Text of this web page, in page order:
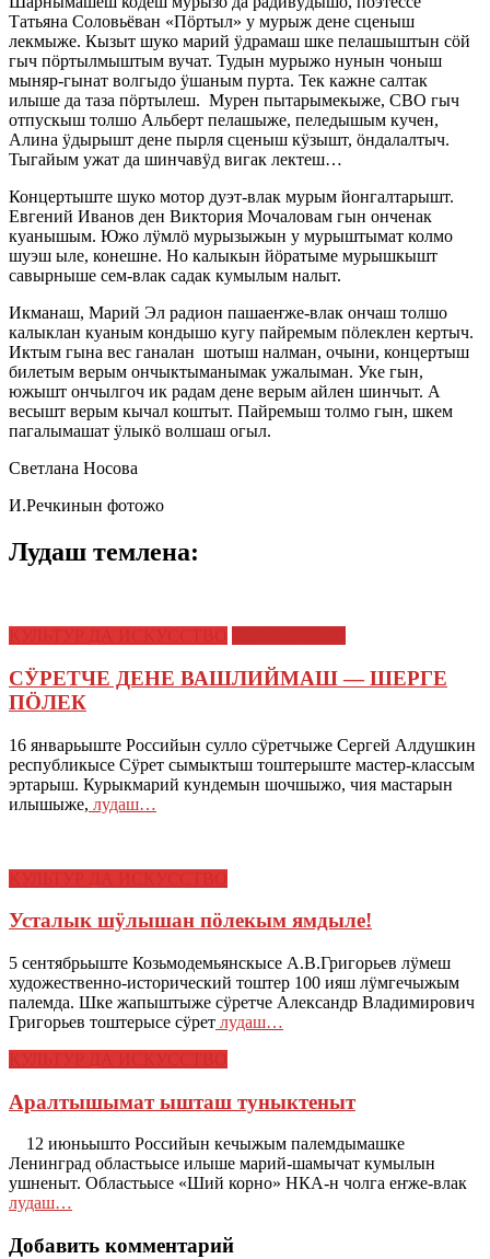
Татьяна Соловьёван «Пӧртыл» у мурыж дене сценыш
лекмыже. Кызыт шуко марий ӱдрамаш шке пелашыштын сӧй
гыч пӧртылмыштым вучат. Тудын мурыжо нунын чоныш
мыняр-гынат волгыдо ӱшаным пурта. Тек кажне салтак
илыше да таза пӧртылеш. Мурен пытарымекыже, СВО гыч
отпускыш толшо Альберт пелашыже, пеледышым кучен,
Алина ӱдырышт дене пырля сценыш кӱзышт, ӧндалалтыч.
Тыгайым ужат да шинчавӱд вигак лектеш…
Концертыште шуко мотор дуэт-влак мурым йонгалтарышт.
Евгений Иванов ден Виктория Мочаловам гын онченак
куанышым. Южо лӱмлӧ мурызыжын у мурыштымат колмо
шуэш ыле, конешне. Но калыкын йӧратыме мурышкышт
савырныше сем-влак садак кумылым налыт.
Икманаш, Марий Эл радион пашаеҥже-влак ончаш толшо
калыклан куаным кондышо кугу пайремым пӧлеклен кертыч.
Иктым гына вес ганалан шотыш налман, очыни, концертыш
билетым верым ончыктыманымак ужалыман. Уке гын,
южышт ончылгоч ик радам дене верым айлен шинчыт. А
весышт верым кычал коштыт. Пайремыш толмо гын, шкем
пагалымашат ӱлыкӧ волшаш огыл.
Светлана Носова
И.Речкинын фотожо
Лудаш темлена:
СӰРЕТЧЕ ДЕНЕ ВАШЛИЙМАШ — ШЕРГЕ
ПӦЛЕК
16 январьыште Российын сулло сӱретчыже Сергей Алдушкин
республикысе Сӱрет сымыктыш тоштерыште мастер-классым
эртарыш. Курыкмарий кундемын шочшыжо, чия мастарын
илышыже, лудаш…
Усталык шӱлышан пӧлекым ямдыле!
5 сентябрьыште Козьмодемьянскысе А.В.Григорьев лӱмеш
художественно-исторический тоштер 100 ияш лӱмгечыжым
палемда. Шке жапыштыже сӱретче Александр Владимирович
Григорьев тоштерысе сӱрет лудаш…
Аралтышымат ышташ туныктеныт
12 июньышто Российын кечыжым палемдымашке
Ленинград областьысе илыше марий-шамычат кумылын
ушненыт. Областьысе «Ший корно» НКА-н чолга еҥже-влак
лудаш…
Добавить комментарий